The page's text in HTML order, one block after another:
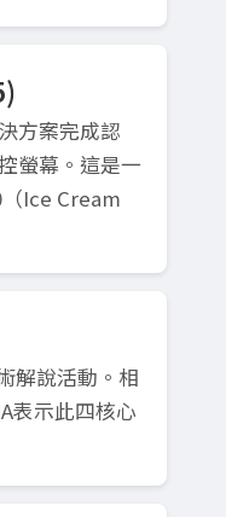
方案完成認
螢幕。這是一
Ice Cream
解說活動。相
表示此四核心